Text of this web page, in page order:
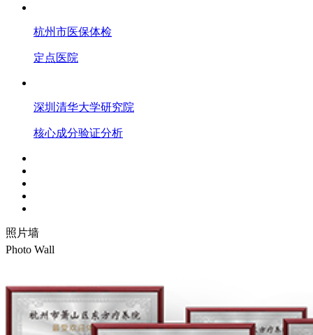
杭州市医保体检
定点医院
深圳清华大学研究院
核心成分验证分析
照片墙
Photo Wall